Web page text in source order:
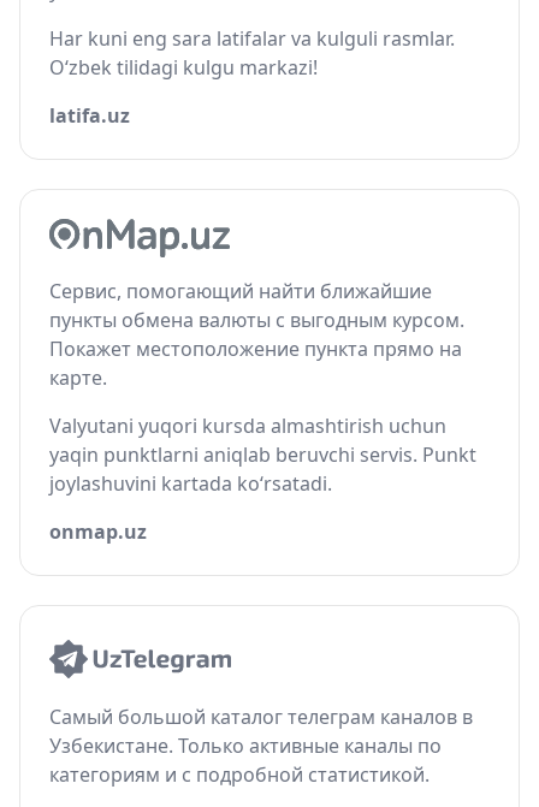
Har kuni eng sara latifalar va kulguli rasmlar.
O‘zbek tilidagi kulgu markazi!
latifa.uz
Сервис, помогающий найти ближайшие
пункты обмена валюты с выгодным курсом.
Покажет местоположение пункта прямо на
карте.
Valyutani yuqori kursda almashtirish uchun
yaqin punktlarni aniqlab beruvchi servis. Punkt
joylashuvini kartada ko‘rsatadi.
onmap.uz
Самый большой каталог телеграм каналов в
Узбекистане. Только активные каналы по
категориям и с подробной статистикой.